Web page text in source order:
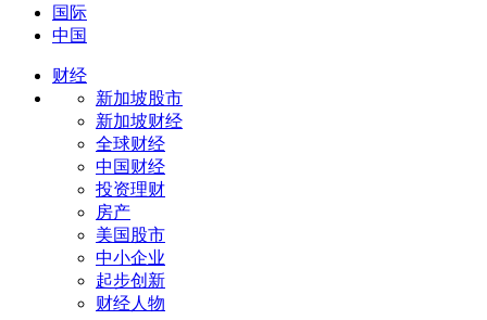
国际
中国
财经
新加坡股市
新加坡财经
全球财经
中国财经
投资理财
房产
美国股市
中小企业
起步创新
财经人物